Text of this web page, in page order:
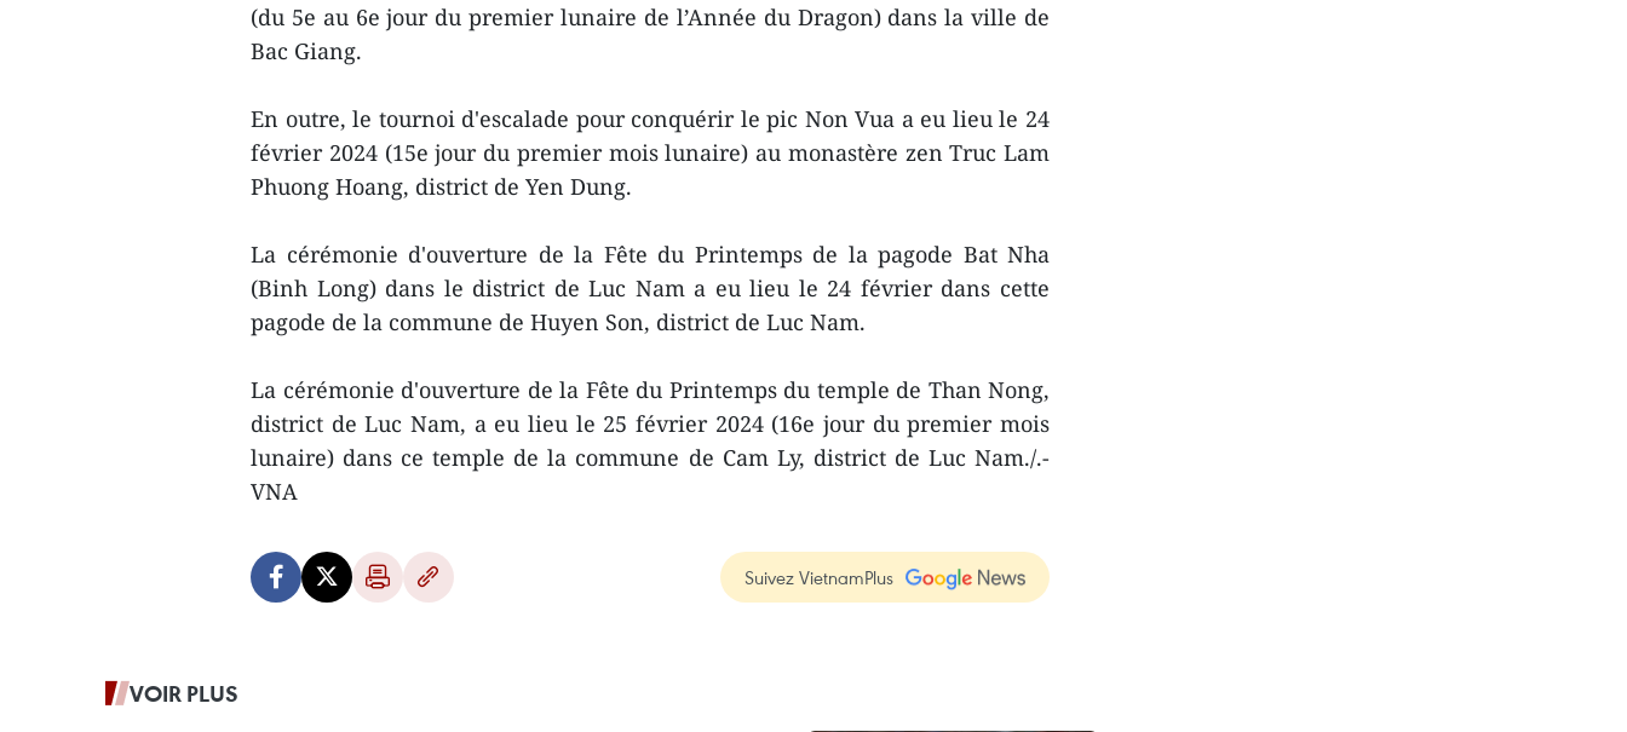
(du 5e au 6e jour du premier lunaire de l’Année du Dragon) dans la ville de
Bac Giang.
En outre, le tournoi d'escalade pour conquérir le pic Non Vua a eu lieu le 24
février 2024 (15e jour du premier mois lunaire) au monastère zen Truc Lam
Phuong Hoang, district de Yen Dung.
La cérémonie d'ouverture de la Fête du Printemps de la pagode Bat Nha
(Binh Long) dans le district de Luc Nam a eu lieu le 24 février dans cette
pagode de la commune de Huyen Son, district de Luc Nam.
La cérémonie d'ouverture de la Fête du Printemps du temple de Than Nong,
district de Luc Nam, a eu lieu le 25 février 2024 (16e jour du premier mois
lunaire) dans ce temple de la commune de Cam Ly, district de Luc Nam./.-
VNA
Suivez VietnamPlus
VOIR PLUS